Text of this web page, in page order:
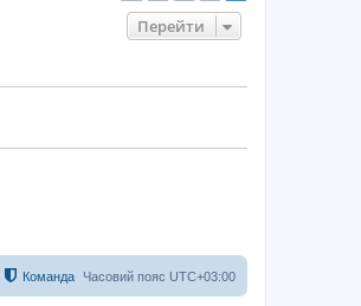
Перейти
Часовий пояс UTC+03:00
Команда